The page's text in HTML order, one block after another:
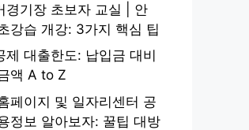
경기장 초보자 교실 | 안
강습 개강: 3가지 핵심 팁
제 대출한도: 납입금 대비
액 A to Z
페이지 및 일자리센터 공
정보 알아보자: 꿀팁 대방